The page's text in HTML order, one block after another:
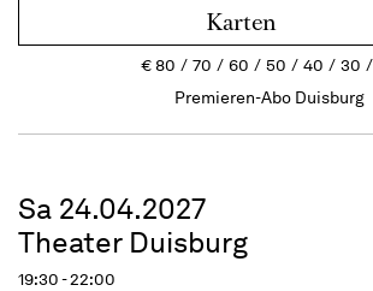
Karten
€80 70 60 50 40 30
Premieren-Abo Duisburg
Sa 24.04.2027
Theater Duisburg
19:30 - 22:00